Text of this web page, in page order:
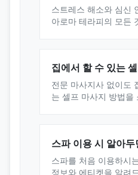
스트레스 해소와 심신
아로마 테라피의 모든
집에서 할 수 있는
전문 마사지사 없이도
는 셀프 마사지 방법을
스파 이용 시 알아두
스파를 처음 이용하시
정보와 에티켓을 알려